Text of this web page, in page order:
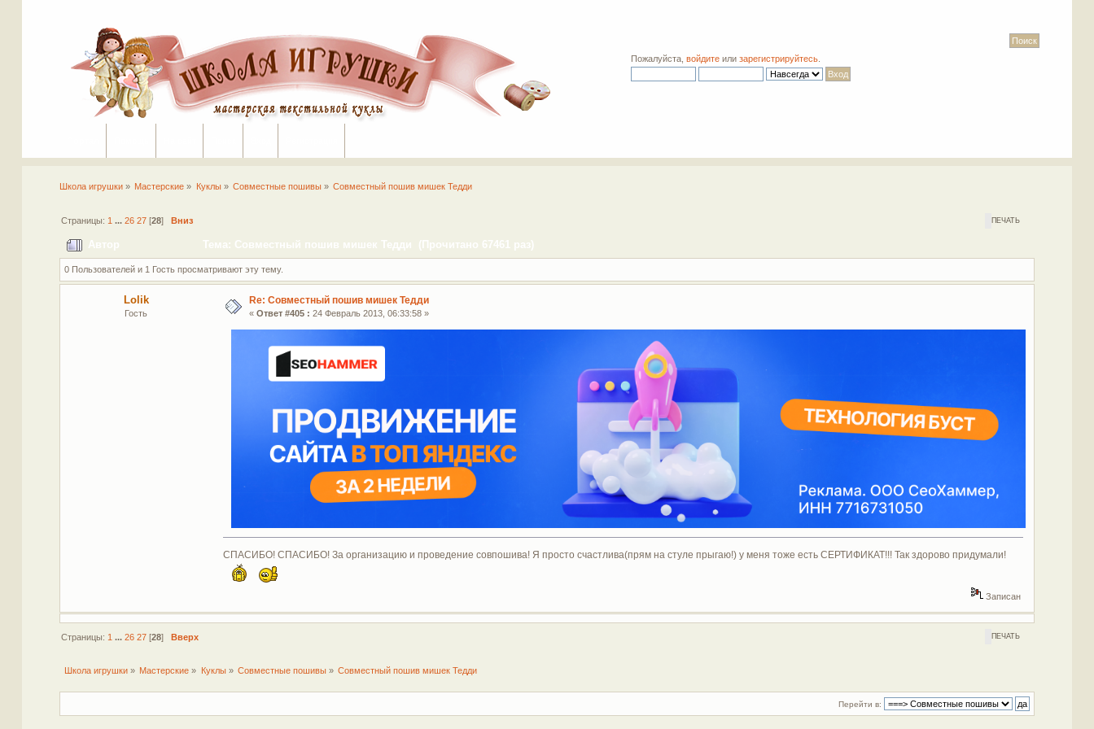
Пожалуйста,войдите илизарегистрируйтесь
Школа игрушки » Мастерские » Куклы» Совместные пошивы » Совместный пошив мишек Тедди
ПЕЧАТЬ
Страницы: 1 ...26 27 [28] Вниз
Автор Тема: Совместный пошив мишек Тедди (Прочитано 67461 раз)
0 Пользователей и 1 Гость просматривают эту тему.
Lolik
Гость
Re: Совместный пошив мишек Тедди
« Ответ #405 : 24 Февраль 2013, 06:33:58 »
СПАСИБО! СПАСИБО! За организацию и проведение совпошива! Я просто счастлива(прям на стуле прыгаю!) у меня тоже есть СЕРТИФИКАТ!!! Так здорово придумали!
Записан
ПЕЧАТЬ
Страницы: 1 ...26 27 [28]Вверх
Школа игрушки » Мастерские » Куклы» Совместные пошивы » Совместный пошив мишек Тедди
Перейти в: